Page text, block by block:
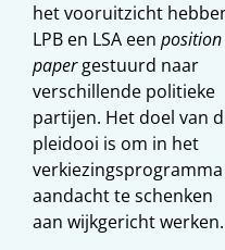
het vooruitzicht
LPB en LSA een position
papergestuurd naar
verschillende politieke
partijen. Het doel van
pleidooi is om in het
verkiezingsprogramma
aandacht te schenken
aan wijkgericht werken.